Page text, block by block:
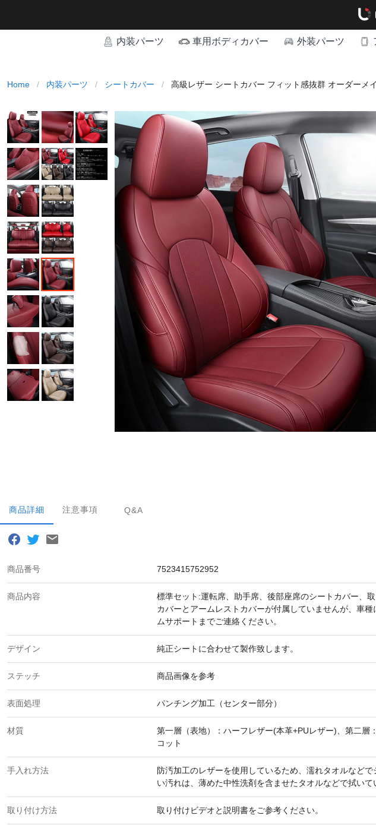
内装パーツ 車用ボディカバー 外装パーツ
Home / 内装パーツ / シートカバー / 高級レザー シートカバー フィット感抜群 オーダーメ
商品詳細 注意事項 Q&A
商品番号 7523415752952
商品内容
標準セット:運転席、助手席、後部座席のシートカバー、
カバーとアームレストカバーが付属していませんが、車
ムサポートまでご連絡ください。
デザイン 純正シートに合わせて製作致します。
ステッチ 商品画像を参考
表面処理 パンチング加工（センター部分）
材質
第一層（表地）：ハーフレザー(本革+PUレザー)、第二層
コット
手入れ方法
防汚加工のレザーを使用しているため、濡れタオルなど
い汚れは、薄めた中性洗剤を含ませたタオルなどで拭いて
取り付け方法 取り付けビデオと説明書をご参考ください。